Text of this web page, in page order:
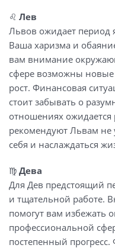
♌️ Лев
Львов ожидает период
Ваша харизма и
вам внимание
сфере возможны
рост. Финансовая
стоит забывать о
отношениях ожидается
рекомендуют Львам не
себя и наслаждаться
♍️ Дева
Для Дев предстоящий
и тщательной работе.
помогут вам избежать
профессиональной
постепенный